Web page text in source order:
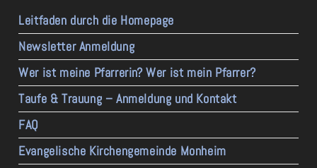
Leitfaden durch die Homepage
Newsletter Anmeldung
Wer ist meine Pfarrerin? Wer ist mein Pfarrer?
Taufe & Trauung – Anmeldung und Kontakt
FAQ
Evangelische Kirchengemeinde Monheim